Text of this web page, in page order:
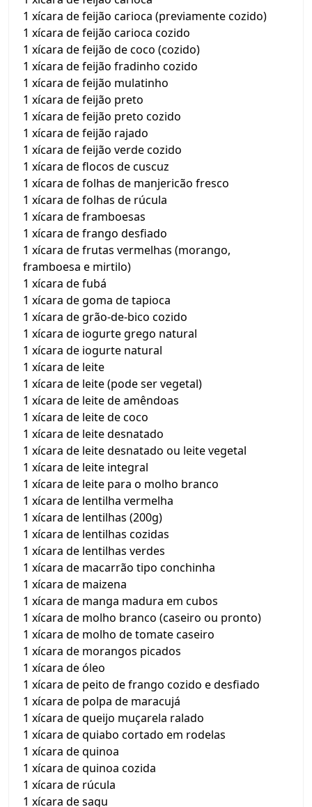
1 xícara de feijão carioca (previamente cozido)
1 xícara de feijão carioca cozido
1 xícara de feijão de coco (cozido)
1 xícara de feijão fradinho cozido
1 xícara de feijão mulatinho
1 xícara de feijão preto
1 xícara de feijão preto cozido
1 xícara de feijão rajado
1 xícara de feijão verde cozido
1 xícara de flocos de cuscuz
1 xícara de folhas de manjericão fresco
1 xícara de folhas de rúcula
1 xícara de framboesas
1 xícara de frango desfiado
1 xícara de frutas vermelhas (morango,
framboesa e mirtilo)
1 xícara de fubá
1 xícara de goma de tapioca
1 xícara de grão-de-bico cozido
1 xícara de iogurte grego natural
1 xícara de iogurte natural
1 xícara de leite
1 xícara de leite (pode ser vegetal)
1 xícara de leite de amêndoas
1 xícara de leite de coco
1 xícara de leite desnatado
1 xícara de leite desnatado ou leite vegetal
1 xícara de leite integral
1 xícara de leite para o molho branco
1 xícara de lentilha vermelha
1 xícara de lentilhas (200g)
1 xícara de lentilhas cozidas
1 xícara de lentilhas verdes
1 xícara de macarrão tipo conchinha
1 xícara de maizena
1 xícara de manga madura em cubos
1 xícara de molho branco (caseiro ou pronto)
1 xícara de molho de tomate caseiro
1 xícara de morangos picados
1 xícara de óleo
1 xícara de peito de frango cozido e desfiado
1 xícara de polpa de maracujá
1 xícara de queijo muçarela ralado
1 xícara de quiabo cortado em rodelas
1 xícara de quinoa
1 xícara de quinoa cozida
1 xícara de rúcula
1 xícara de sagu